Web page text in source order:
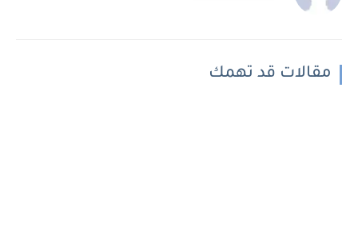
مقالات قد تهمك